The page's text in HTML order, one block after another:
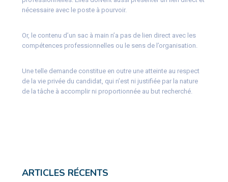
nécessaire avec le poste à pourvoir.
Or, le contenu d’un sac à main n’a pas de lien direct avec les
compétences professionnelles ou le sens de l’organisation.
Une telle demande constitue en outre une atteinte au respect
de la vie privée du candidat, qui n’est ni justifiée par la nature
de la tâche à accomplir ni proportionnée au but recherché.
ARTICLES RÉCENTS